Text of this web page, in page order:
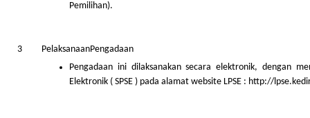
Pemilihan).
3
PelaksanaanPengadaan
Pengadaan ini dilaksanakan secara elektronik, dengan
Elektronik ( SPSE ) pada alamat website LPSE : http://